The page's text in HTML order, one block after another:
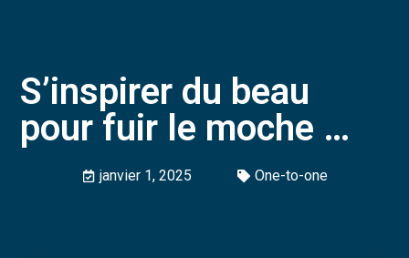
S’inspirer du beau
pour fuir le moche …
janvier 1, 2025 One-to-one